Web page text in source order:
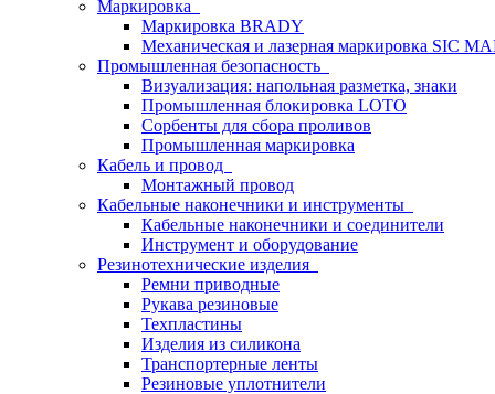
Маркировка
Маркировка BRADY
Механическая и лазерная маркировка SIC
Промышленная безопасность
Визуализация: напольная разметка, знаки
Промышленная блокировка LOTO
Сорбенты для сбора проливов
Промышленная маркировка
Кабель и провод
Монтажный провод
Кабельные наконечники и инструменты
Кабельные наконечники и соединители
Инструмент и оборудование
Резинотехнические изделия
Ремни приводные
Рукава резиновые
Техпластины
Изделия из силикона
Транспортерные ленты
Резиновые уплотнители